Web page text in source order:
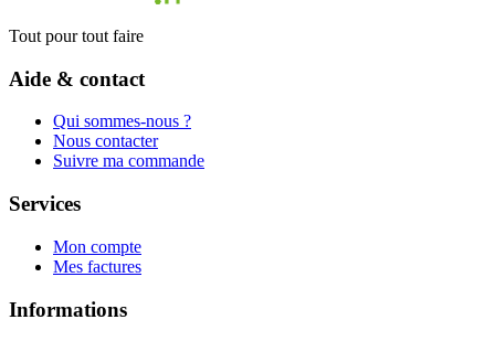
Tout pour tout faire
Aide & contact
Qui sommes-nous ?
Nous contacter
Suivre ma commande
Services
Mon compte
Mes factures
Informations